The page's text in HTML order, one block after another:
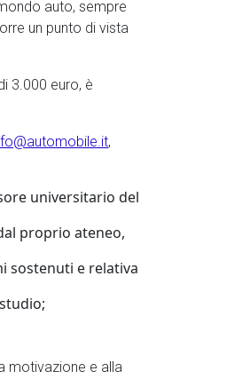
auto, sempre
un punto di vista
3.000 euro, è
,
universitario del
proprio ateneo,
sostenuti e relativa
motivazione e alla